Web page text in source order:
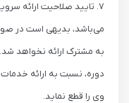
۷. تایید صلاحیت ارائه
می‌باشد، بدیهی است در
به مشترک ارائه نخواهد
دوره، نسبت به ارائه
وی را قطع نماید.